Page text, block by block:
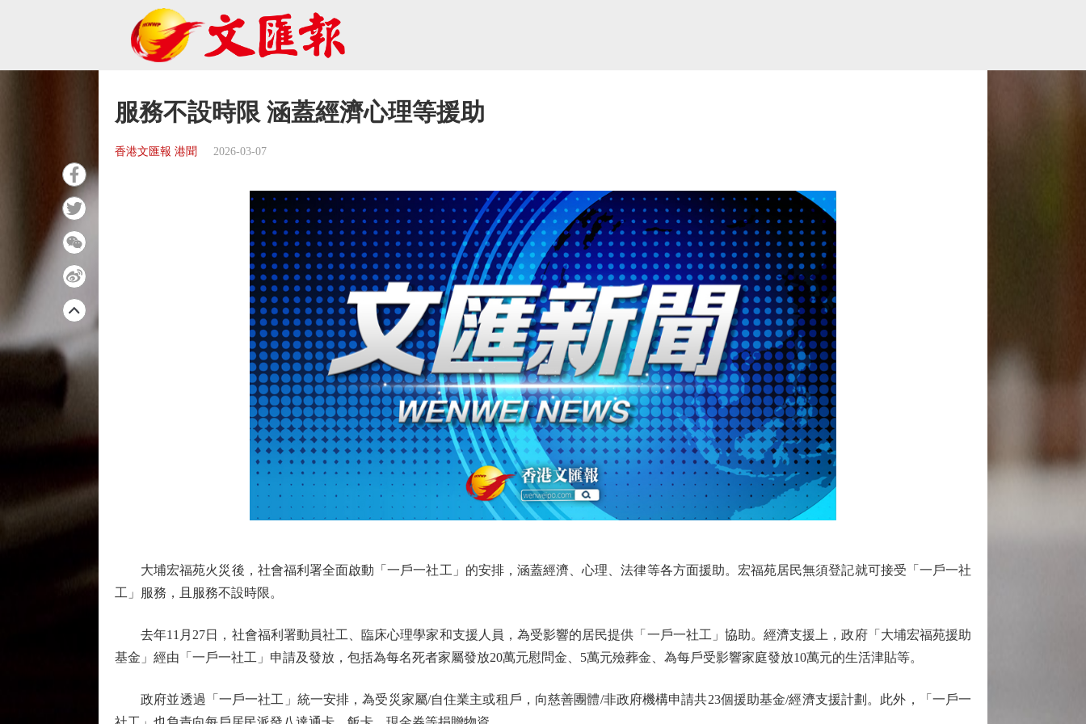
服務不設時限 涵蓋經濟心理等援助
香港文匯報 港聞 2026-03-07
大埔宏福苑火災後，社會福利署全面啟動「一戶一社工」的安排，涵蓋經濟、心理、法律等各方面援助。宏福苑居民無須登記就可接受「一戶一社
工」服務，且服務不設時限。
去年11月27日，社會福利署動員社工、臨床心理學家和支援人員，為受影響的居民提供「一戶一社工」協助。經濟支援上，政府「大埔宏福苑援助
基金」經由「一戶一社工」申請及發放，包括為每名死者家屬發放20萬元慰問金、5萬元殮葬金、為每戶受影響家庭發放10萬元的生活津貼等。
政府並透過「一戶一社工」統一安排，為受災家屬/自住業主或租戶，向慈善團體/非政府機構申請共23個援助基金/經濟支援計劃。此外，「一戶一